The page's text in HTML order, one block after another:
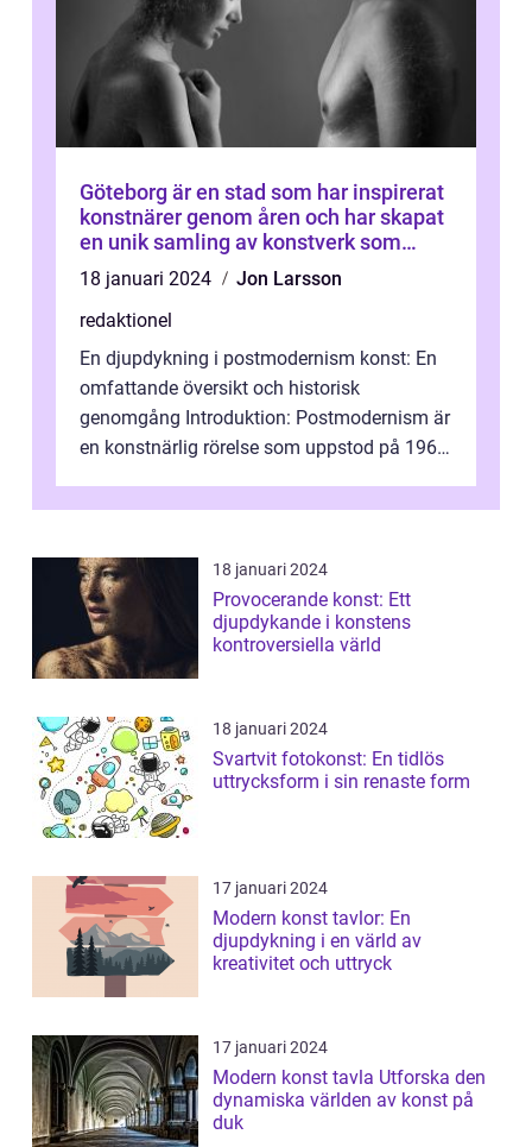
Göteborg är en stad som har inspirerat
konstnärer genom åren och har skapat
en unik samling av konstverk som
representerar staden
18 januari 2024
Jon Larsson
redaktionel
En djupdykning i postmodernism konst: En
omfattande översikt och historisk
genomgång Introduktion: Postmodernism är
en konstnärlig rörelse som uppstod på 1960-
18 januari 2024
Provocerande konst: Ett
djupdykande i konstens
kontroversiella värld
18 januari 2024
Svartvit fotokonst: En tidlös
uttrycksform i sin renaste form
17 januari 2024
Modern konst tavlor: En
djupdykning i en värld av
kreativitet och uttryck
17 januari 2024
Modern konst tavla Utforska den
dynamiska världen av konst på
duk